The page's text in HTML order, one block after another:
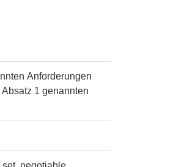
Anforderungen
1 genannten